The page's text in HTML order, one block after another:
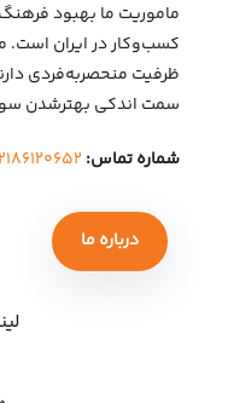
ماموریت ما بهبود
کسب‌وکار در ایران است.
ظرفیت منحصربه‌فردی
سمت اندکی بهتر‌شدن
شماره تماس:
درباره ما